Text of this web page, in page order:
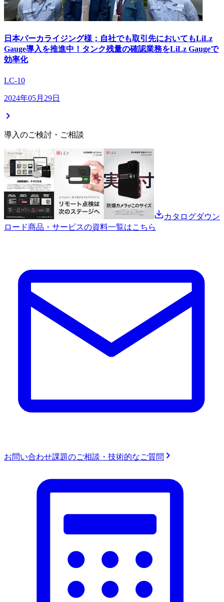
日本パーカライジング様；自社でも取引先においてもLiLz
Gauge導入を推進中！タンク残量の確認業務をLiLz Gaugeで
効率化
LC-10
2024年05月29日
導入のご検討・ご相談
カタログダウン
ロード商品・サービスの資料一覧はこちら
お問い合わせ課題のご相談・技術的なご質問